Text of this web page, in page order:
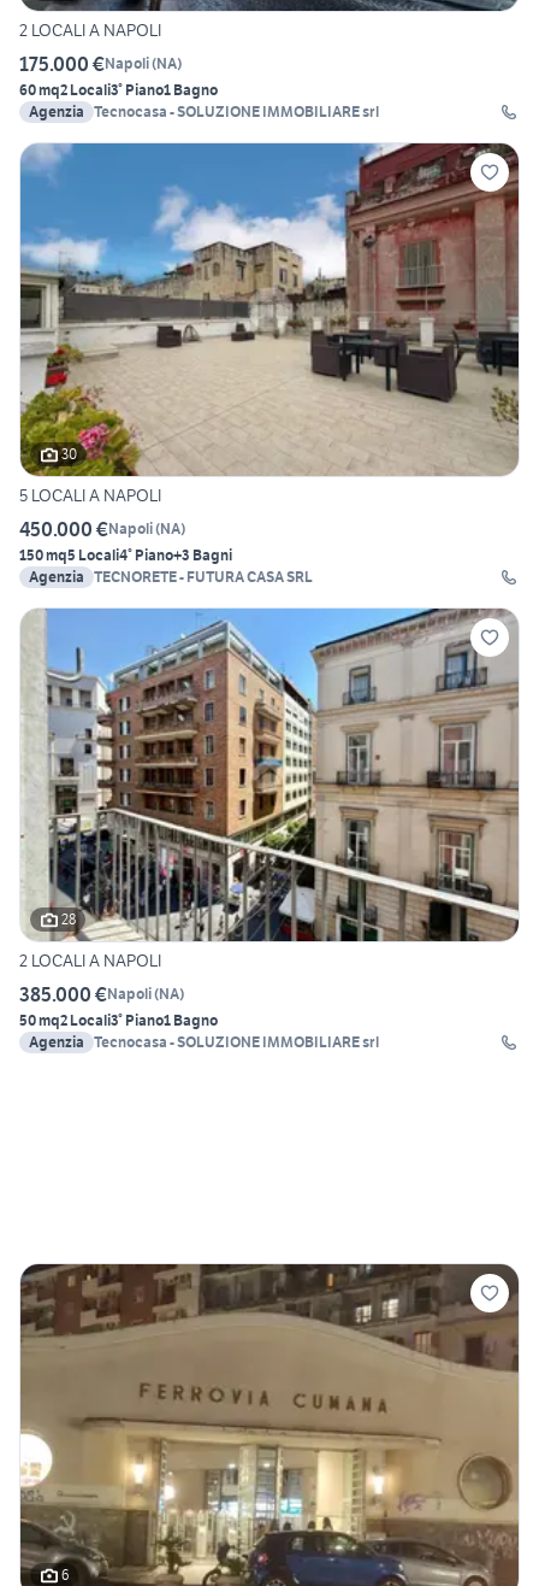
2 LOCALI A NAPOLI
175.000 €Napoli(NA)
60 mq2 Locali3° Piano1 Bagno
Agenzia Tecnocasa - SOLUZIONE IMMOBILIARE srl
30
5 LOCALI A NAPOLI
450.000 €Napoli(NA)
150 mq5 Locali4° Piano+3 Bagni
Agenzia TECNORETE - FUTURA CASA SRL
28
2 LOCALI A NAPOLI
385.000 €Napoli(NA)
50 mq2 Locali3° Piano1 Bagno
Agenzia Tecnocasa - SOLUZIONE IMMOBILIARE srl
6